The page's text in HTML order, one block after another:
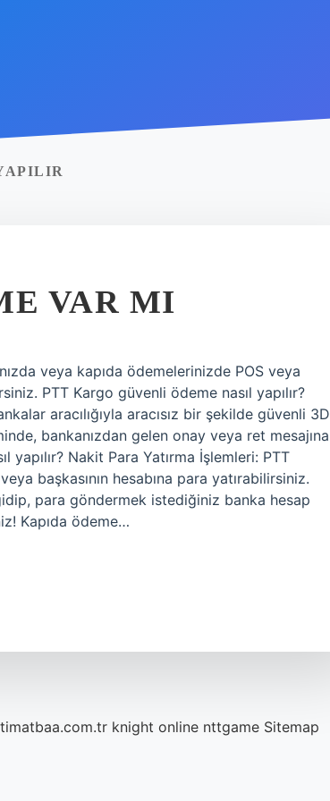
VAR MI
veya kapıda ödemelerinizde POS veya
PTT Kargo güvenli ödeme nasıl yapılır?
aracılığıyla aracısız bir şekilde güvenli 3D
bankanızdan gelen onay veya ret mesajına
yapılır? Nakit Para Yatırma İşlemleri: PTT
başkasının hesabına para yatırabilirsiniz.
para göndermek istediğiniz banka hesap
Kapıda ödeme…
knight online nttgame Sitemap